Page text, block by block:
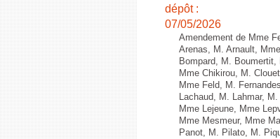
dépôt :
07/05/2026
Amendement de Mme
Arenas, M. Arnault,
Bompard, M.
Mme Chikirou, M.
Mme Feld, M.
Lachaud, M. Lahmar,
Mme Lejeune, Mme
Mme Mesmeur, Mme
Panot, M. Pilato, M.